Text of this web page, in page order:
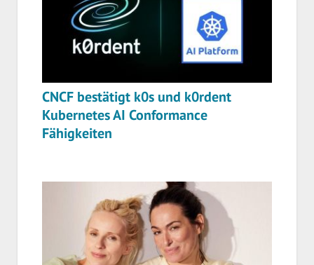
CNCF bestätigt k0s und k0rdent
Kubernetes AI Conformance
Fähigkeiten